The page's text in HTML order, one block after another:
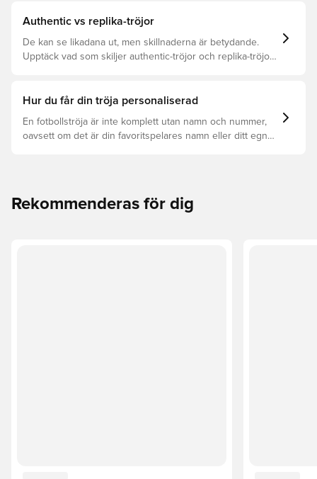
Authentic vs replika-tröjor
De kan se likadana ut, men skillnaderna är betydande.
Upptäck vad som skiljer authentic-tröjor och replika-tröjor
Hur du får din tröja personaliserad
En fotbollströja är inte komplett utan namn och nummer,
oavsett om det är din favoritspelares namn eller ditt egna.
Rekommenderas för dig